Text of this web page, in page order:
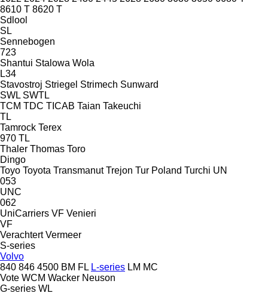
8610 T 8620 T
Sdlool
SL
Sennebogen
723
Shantui Stalowa Wola
L34
Stavostroj Striegel Strimech Sunward
SWL SWTL
TCM TDC TICAB Taian Takeuchi
TL
Tamrock Terex
970 TL
Thaler Thomas Toro
Dingo
Toyo Toyota Transmanut Trejon Tur Poland Turchi UN
053
UNC
062
UniCarriers VF Venieri
VF
Verachtert Vermeer
S-series
Volvo
840 846 4500 BM FL L-series LM MC
Vote WCM Wacker Neuson
G-series WL